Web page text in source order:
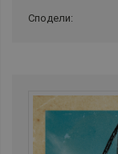
Сподели: